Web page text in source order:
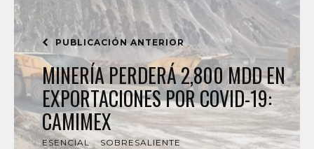
PUBLICACIÓN ANTERIOR
MINERÍA PERDERÁ 2,800 MDD EN
EXPORTACIONES POR COVID-19:
CAMIMEX
ESENCIAL SOBRESALIENTE